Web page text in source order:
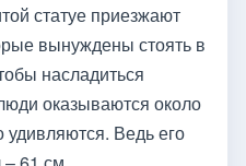
статуе приезжают
вынуждены стоять в
насладиться
оказываются около
удивляются. Ведь его